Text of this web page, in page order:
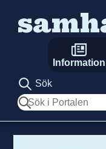
Information
Sök
Sök